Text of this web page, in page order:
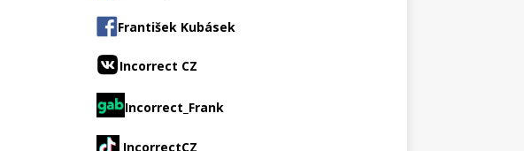
František Kubásek
Incorrect CZ
Incorrect_Frank
IncorrectCZ